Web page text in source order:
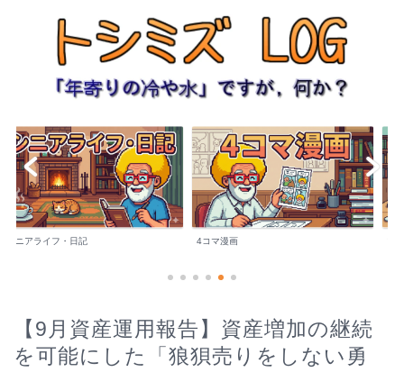
【9月資産運用報告】資産増加の継続
を可能にした「狼狽売りをしない勇